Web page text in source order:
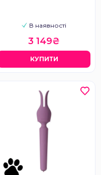
В наявності
3 149₴
КУПИТИ